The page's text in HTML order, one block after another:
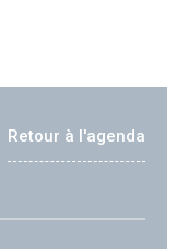
Retour à l'agenda